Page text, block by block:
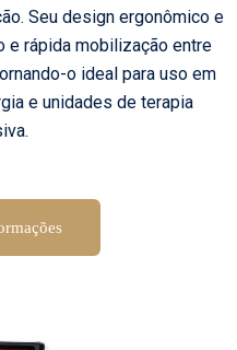
Seu design ergonômico e
e rápida mobilização entre
o ideal para uso em
e unidades de terapia